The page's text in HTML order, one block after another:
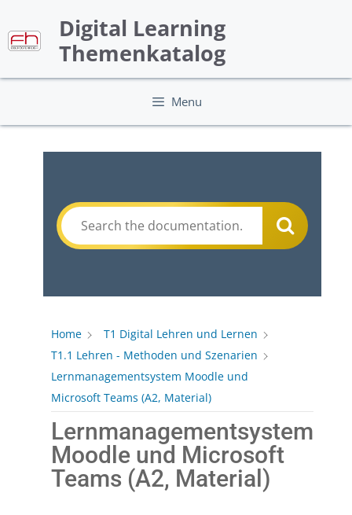
content
Digital Learning
Themenkatalog
Menu
Home
T1 Digital Lehren und Lernen
T1.1 Lehren - Methoden und Szenarien
Lernmanagementsystem Moodle und
Microsoft Teams (A2, Material)
Lernmanagementsystem
Moodle und Microsoft
Teams (A2, Material)